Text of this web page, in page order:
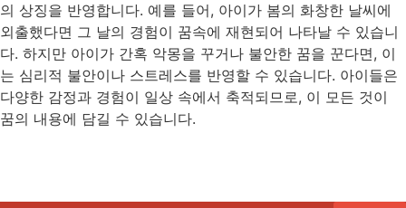
의 상징을 반영합니다. 예를 들어, 아이가 봄의 화창한 날씨에
외출했다면 그 날의 경험이 꿈속에 재현되어 나타날 수 있습니
다. 하지만 아이가 간혹 악몽을 꾸거나 불안한 꿈을 꾼다면, 이
는 심리적 불안이나 스트레스를 반영할 수 있습니다. 아이들은
다양한 감정과 경험이 일상 속에서 축적되므로, 이 모든 것이
꿈의 내용에 담길 수 있습니다.